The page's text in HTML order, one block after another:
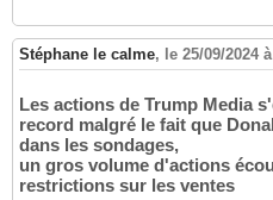
Stéphane le calme, le 25/09/2024
Les actions de Trump Media
record malgré le fait que
dans les sondages,
un gros volume d'actions
restrictions sur les ventes